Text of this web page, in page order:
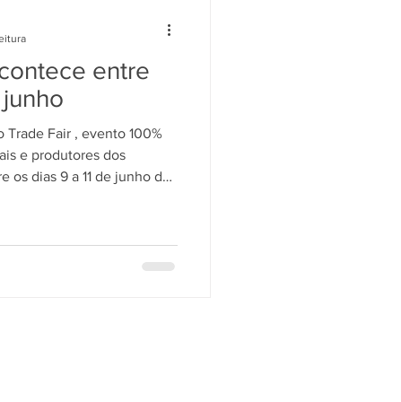
entre
Trade Fair , evento 100%
e produtores dos
os dias 9 a 11 de junho de
exportadoras,